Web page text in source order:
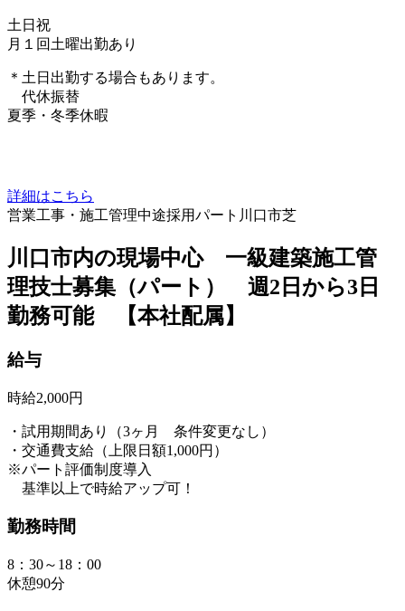
土日祝
月１回土曜出勤あり
＊土日出勤する場合もあります。
代休振替
夏季・冬季休暇
詳細はこちら
営業工事・施工管理中途採用パート 川口市芝
川口市内の現場中心 一級建築施工管
理技士募集（パート） 週2日から3日
勤務可能 【本社配属】
給与
時給2,000円
・試用期間あり（3ヶ月 条件変更なし）
・交通費支給（上限日額1,000円）
※パート評価制度導入
基準以上で時給アップ可！
勤務時間
8：30～18：00
休憩90分